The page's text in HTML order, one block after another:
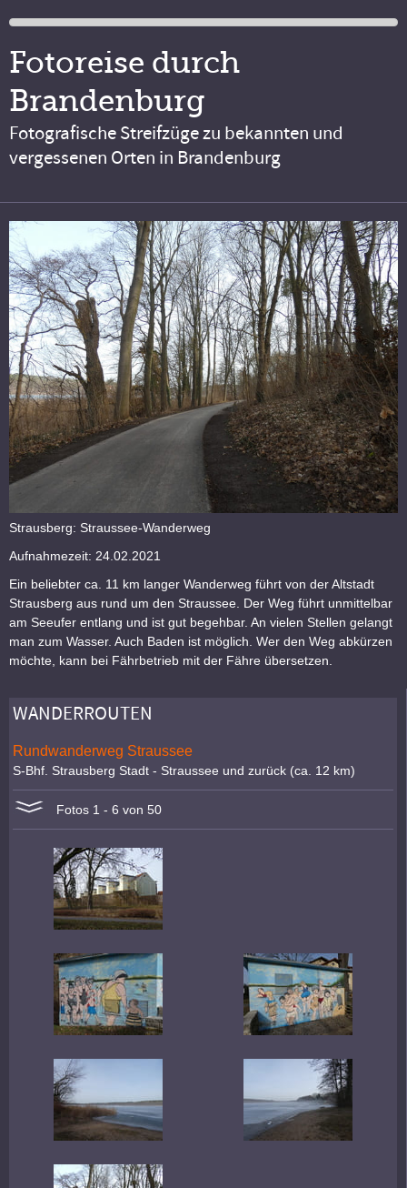
Fotoreise durch
Brandenburg
Fotografische Streifzüge zu bekannten und
vergessenen Orten in Brandenburg
Strausberg: Straussee-Wanderweg
Aufnahmezeit: 24.02.2021
Ein beliebter ca. 11 km langer Wanderweg führt von der Altstadt
Strausberg aus rund um den Straussee. Der Weg führt unmittelbar
am Seeufer entlang und ist gut begehbar. An vielen Stellen gelangt
man zum Wasser. Auch Baden ist möglich. Wer den Weg abkürzen
möchte, kann bei Fährbetrieb mit der Fähre übersetzen.
WANDERROUTEN
Rundwanderweg Straussee
S-Bhf. Strausberg Stadt - Straussee und zurück (ca. 12 km)
Fotos 1 - 6 von 50